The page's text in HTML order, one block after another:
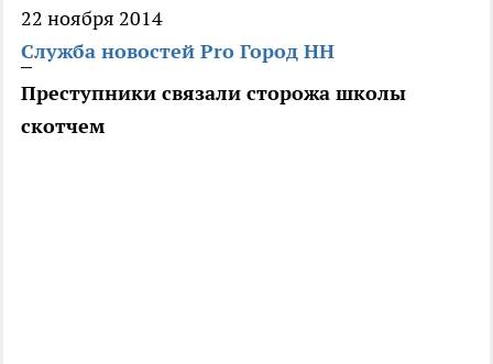
22 ноября 2014
Служба новостей Pro Город НН
Преступники связали сторожа школы
скотчем